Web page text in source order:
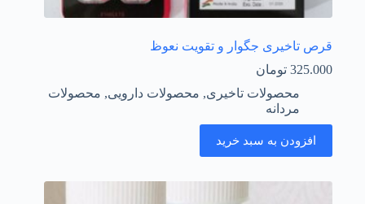
قرص تاخیری جگوار و تقویت نعوظ
325.000 تومان
محصولات تاخیری, محصولات دارویی, محصولات
مردانه
افزودن به سبد خرید